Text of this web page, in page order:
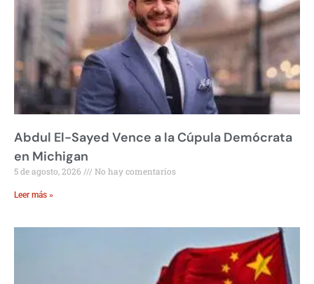
Abdul El-Sayed Vence a la Cúpula Demócrata
en Michigan
5 de agosto, 2026 No hay comentarios
Leer más »